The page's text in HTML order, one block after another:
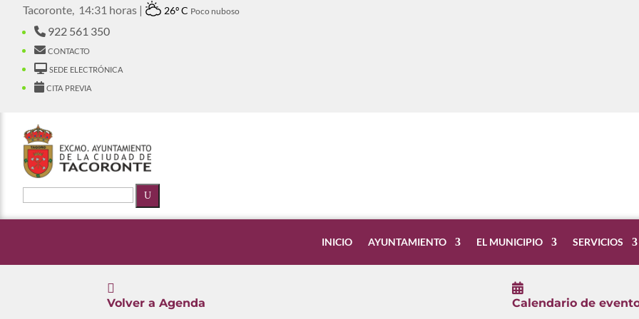
Tacoronte, 14:31 horas | 26º C Poco nuboso
922 561 350
contacto
sede electrónica
cita previa
U
INICIO AYUNTAMIENTO EL MUNICIPIO SERVICIOS

Volver a Agenda

Calendario de